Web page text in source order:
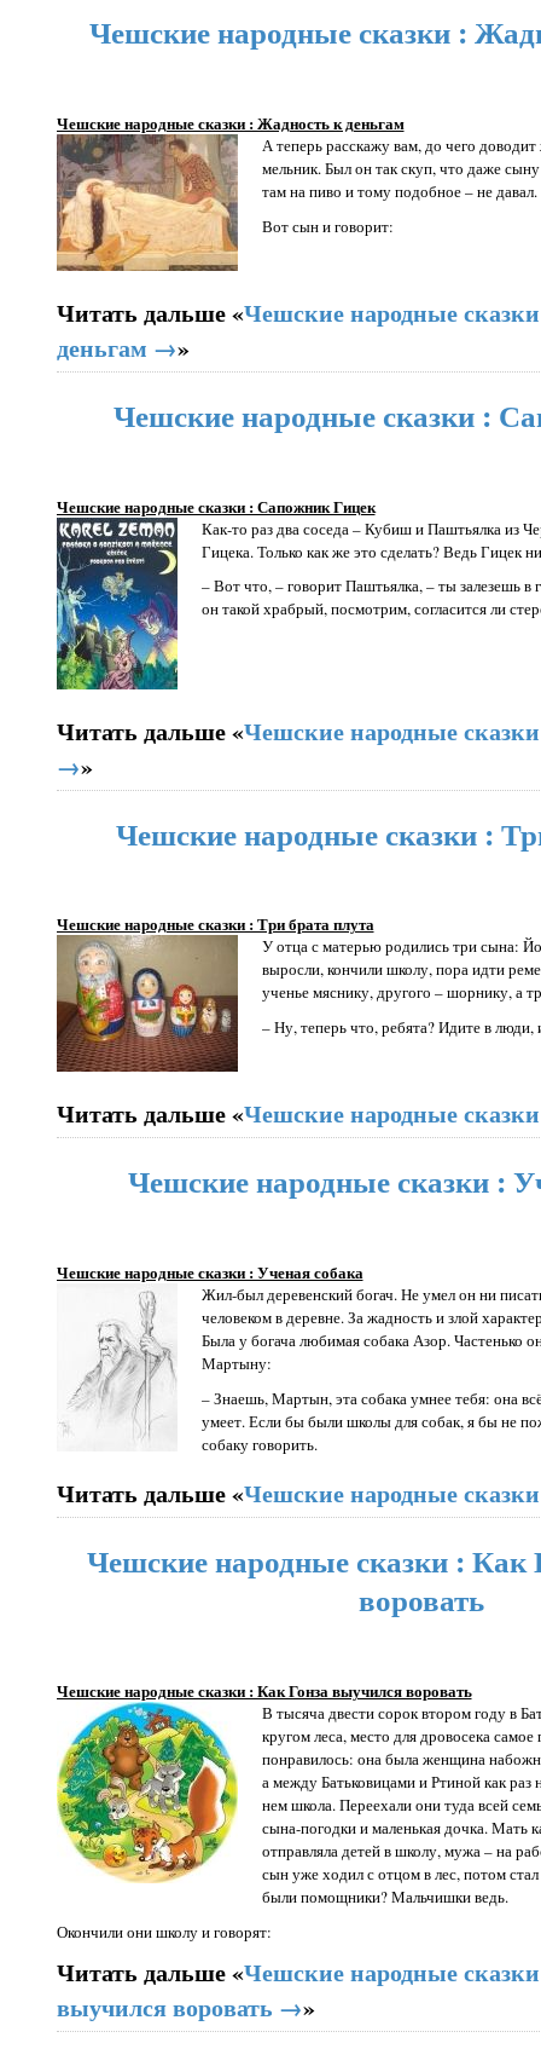
Чешские народные сказки :
Чешские народные сказки : Жадность к деньгам
А теперь расскажу вам, до чего
мельник. Был он так скуп, что даже
там на пиво и тому подобное – не
Вот сын и говорит:
Читать дальше «Чешские народные
деньгам →»
Чешские народные сказки :
Чешские народные сказки : Сапожник Гицек
Как-то раз два соседа – Кубиш и Паштьялка из
Гицека. Только как же это сделать? Ведь Гицек
– Вот что, – говорит Паштьялка, – ты залезешь
он такой храбрый, посмотрим, согласится ли
Читать дальше «Чешские народные
→»
Чешские народные сказки :
Чешские народные сказки : Три брата плута
У отца с матерью родились три сына:
выросли, кончили школу, пора идти
ученье мяснику, другого – шорнику, а
– Ну, теперь что, ребята? Идите в люди,
Читать дальше «Чешские народные
Чешские народные сказки :
Чешские народные сказки : Ученая собака
Жил-был деревенский богач. Не умел он ни
человеком в деревне. За жадность и злой
Была у богача любимая собака Азор. Частенько
Мартыну:
– Знаешь, Мартын, эта собака умнее тебя: она
умеет. Если бы были школы для собак, я бы не
собаку говорить.
Читать дальше «Чешские народные
Чешские народные сказки : Как
воровать
Чешские народные сказки : Как Гонза выучился воровать
В тысяча двести сорок втором году в
кругом леса, место для дровосека
понравилось: она была женщина
а между Батьковицами и Ртиной как раз
нем школа. Переехали они туда всей
сына-погодки и маленькая дочка. Мать
отправляла детей в школу, мужа – на
сын уже ходил с отцом в лес, потом
были помощники? Мальчишки ведь.
Окончили они школу и говорят:
Читать дальше «Чешские народные
выучился воровать →»